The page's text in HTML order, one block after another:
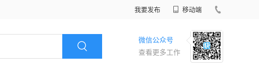
我要发布 移动端
微信公众号
查看更多工作